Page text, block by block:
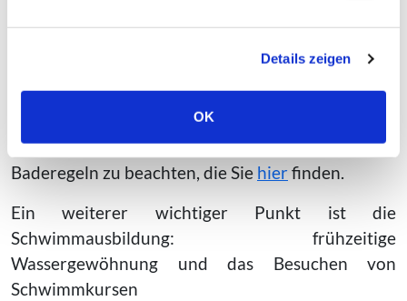
Details zeigen
OK
wo Rettungsschwimmer*innen im Einsatz sind.
Zudem empfiehlt es sich, die offiziellen
Baderegeln zu beachten, die Sie hierfinden.
Ein weiterer wichtiger Punkt ist die
Schwimmausbildung: frühzeitige
Wassergewöhnung und das Besuchen von
Schwimmkursen